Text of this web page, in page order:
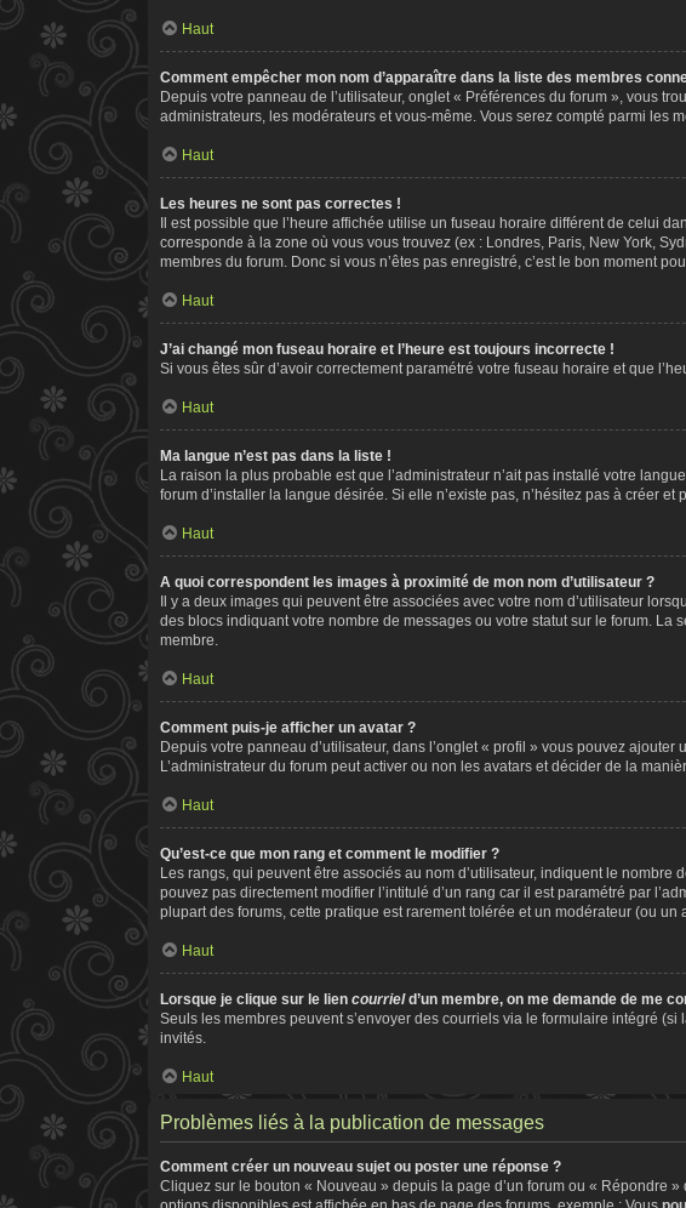
Haut
Comment empêcher mon nom d’apparaître dans la liste des membres
Depuis votre panneau de l’utilisateur, onglet « Préférences du forum », vous
administrateurs, les modérateurs et vous-même. Vous serez compté parmi les
Haut
Les heures ne sont pas correctes !
Il est possible que l’heure affichée utilise un fuseau horaire différent de celui
corresponde à la zone où vous vous trouvez (ex : Londres, Paris, New York,
membres du forum. Donc si vous n’êtes pas enregistré, c’est le bon moment
Haut
J’ai changé mon fuseau horaire et l’heure est toujours incorrecte !
Si vous êtes sûr d’avoir correctement paramétré votre fuseau horaire et que
Haut
Ma langue n’est pas dans la liste !
La raison la plus probable est que l’administrateur n’ait pas installé votre
forum d’installer la langue désirée. Si elle n’existe pas, n’hésitez pas à créer
Haut
A quoi correspondent les images à proximité de mon nom d’utilisateur ?
Il y a deux images qui peuvent être associées avec votre nom d’utilisateur
des blocs indiquant votre nombre de messages ou votre statut sur le forum.
membre.
Haut
Comment puis-je afficher un avatar ?
Depuis votre panneau d’utilisateur, dans l’onglet « profil » vous pouvez
L’administrateur du forum peut activer ou non les avatars et décider de la
Haut
Qu’est-ce que mon rang et comment le modifier ?
Les rangs, qui peuvent être associés au nom d’utilisateur, indiquent le
pouvez pas directement modifier l’intitulé d’un rang car il est paramétré par
plupart des forums, cette pratique est rarement tolérée et un modérateur (ou
Haut
Lorsque je clique sur le lien courrield’un membre, on me demande de me
Seuls les membres peuvent s’envoyer des courriels via le formulaire intégré
invités.
Haut
Problèmes liés à la publication de messages
Comment créer un nouveau sujet ou poster une réponse ?
Cliquez sur le bouton « Nouveau » depuis la page d’un forum ou « Répondre